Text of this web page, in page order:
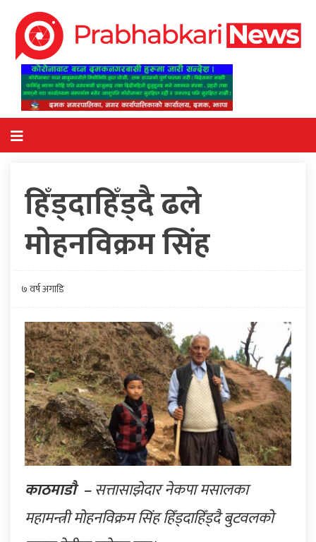
हिँड्दाहिँड्दै ढले
मोहनविक्रम सिंह
७ वर्ष अगाडि
काठमाडौ –सत्तासाझेदार नेकपा मसालका
महामन्त्री मोहनविक्रम सिंह हिँड्दाहिँड्दै बुटवलको